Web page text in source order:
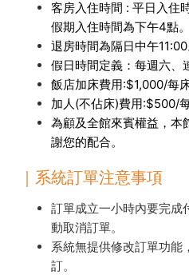
客房入住時間 : 平日入住
假期入住時間為下午4點。
退房時間為隔日中午11:00
假日時間定義：每週六、
飯店加床費用:$1,000/每
加人(不佔床)費用:$500/
為顧及全館來賓權益，本
謝您的配合。
｜系統訂單注意事項
訂單成立一小時內要完成
動取消訂單。
系統無提供修改訂單功能
訂。